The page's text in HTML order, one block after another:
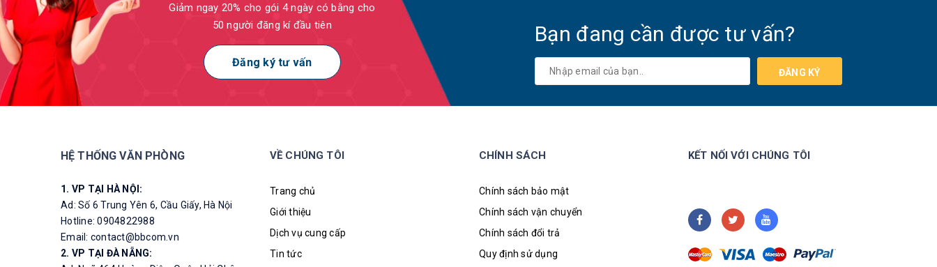
Giảm ngay 20% cho gói 4 ngày có bằng cho
50 người đăng kí đầu tiên
Đăng ký tư vấn
Bạn đang cần được tư vấn?
ĐĂNG KÝ
HỆ THỐNG VĂN PHÒNG
1. VP TẠI HÀ NỘI:
Ad: Số 6 Trung Yên 6, Cầu Giấy, Hà Nội
Hotline: 0904822988
Email: contact@bbcom.vn
2. VP TẠI ĐÀ NẴNG:
VỀ CHÚNG TÔI
Trang chủ
Giới thiệu
Dịch vụ cung cấp
Tin tức
CHÍNH SÁCH
Chính sách bảo mật
Chính sách vận chuyển
Chính sách đổi trả
Quy định sử dụng
KẾT NỐI VỚI CHÚNG TÔI